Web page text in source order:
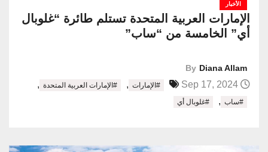
الأخبار
الإمارات العربية المتحدة تستلم طائرة “غلوبال
أي” الخامسة من “ساب”
By Diana Allam
#الإمارات , #الإمارات العربية المتحدة ,
#ساب , #غلوبال أي